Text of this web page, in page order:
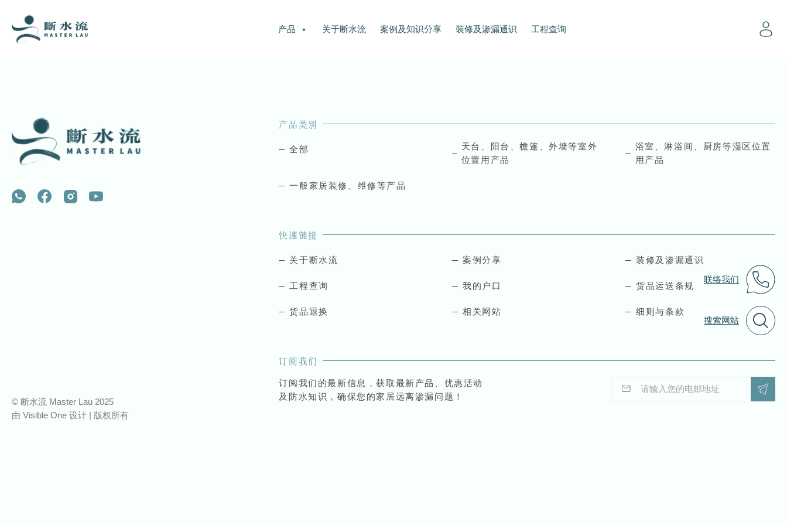
产品 关于断水流 案例及知识分享 装修及渗漏通识 工程查询
联络我们
搜索网站
© 断水流 Master Lau 2025
由 Visible One 设计 | 版权所有
产品类别
全部
天台、阳台、檐篷、外墙等室外
位置用产品
浴室、淋浴间、厨房等湿区位置
用产品
一般家居装修、维修等产品
快速链接
关于断水流 案例分享 装修及渗漏通识
工程查询 我的户口 货品运送条规
货品退换 相关网站 细则与条款
订阅我们
订阅我们的最新信息，获取最新产品、优惠活动
及防水知识，确保您的家居远离渗漏问题！
*
a